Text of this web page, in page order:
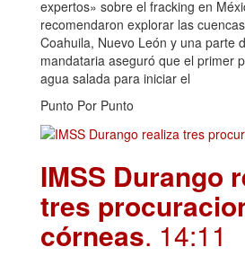
expertos» sobre el fracking en
recomendaron explorar las
Coahuila, Nuevo León y una parte
mandataria aseguró que el primer
agua salada para iniciar el
Punto Por Punto
IMSS Durango
tres
córneas. 14:11